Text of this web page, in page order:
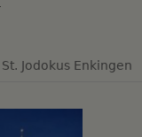
St. Jodokus Enkingen